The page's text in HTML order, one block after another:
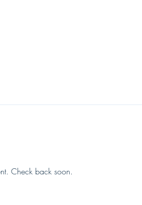
Check back soon.